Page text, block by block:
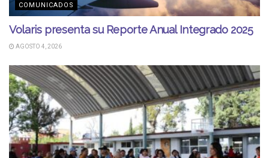
COMUNICADOS
Volaris presenta su Reporte Anual Integrado 2025
AGOSTO 4, 2026